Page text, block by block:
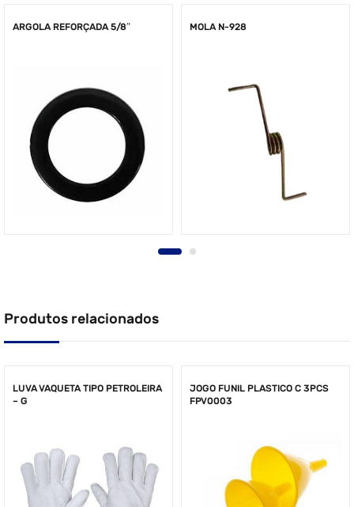
ARGOLA REFORÇADA 5/8″ MOLA N-928
Produtos relacionados
LUVA VAQUETA TIPO PETROLEIRA
– G
JOGO FUNIL PLASTICO C 3PCS
FPV0003